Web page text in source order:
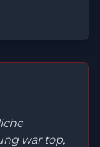
war top,